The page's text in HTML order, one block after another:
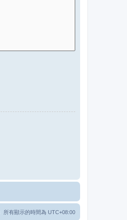
所有顯示的時間為 UTC+08:00